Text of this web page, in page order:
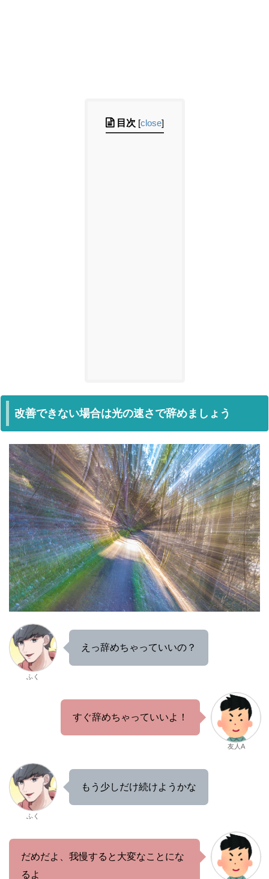
目次 [close]
改善できない場合は光の速さで辞めましょう
ふく
えっ辞めちゃっていいの？
すぐ辞めちゃっていいよ！
友人A
ふく
もう少しだけ続けようかな
だめだよ、我慢すると大変なことにな
るよ